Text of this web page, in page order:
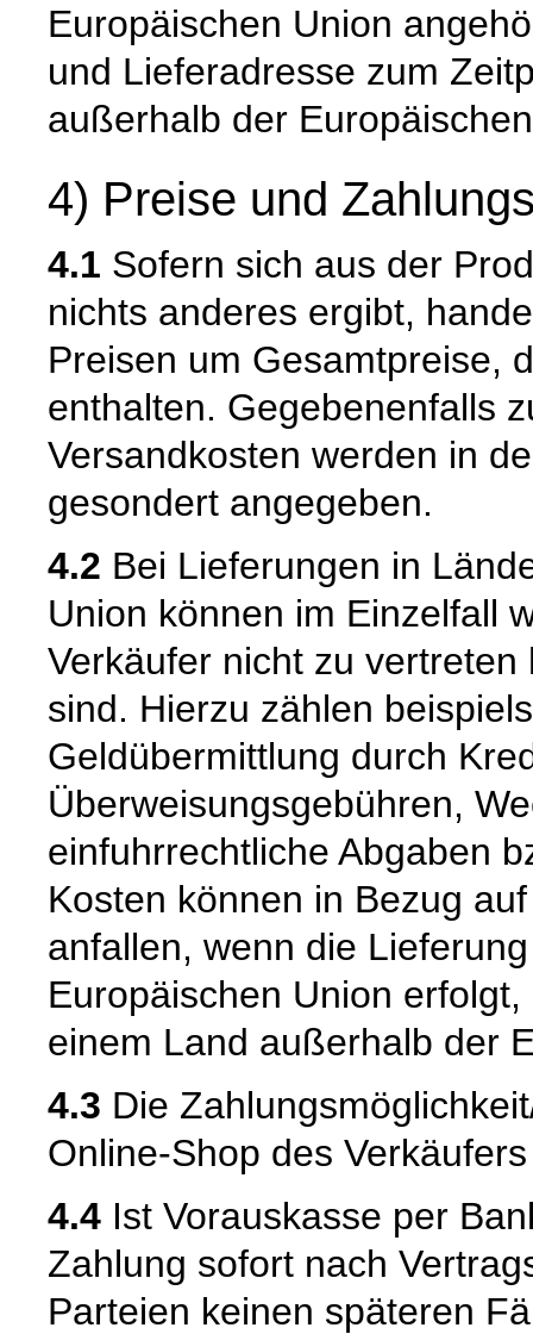
Europäischen Union
und Lieferadresse zum
außerhalb der
4) Preise und
4.1 Sofern sich aus der
nichts anderes ergibt,
Preisen um Gesamtpreise,
enthalten. Gegebenenfalls
Versandkosten werden in
gesondert angegeben.
4.2 Bei Lieferungen in
Union können im Einzelfall
Verkäufer nicht zu
sind. Hierzu zählen
Geldübermittlung durch
Überweisungsgebühren,
einfuhrrechtliche Abgaben
Kosten können in Bezug
anfallen, wenn die
Europäischen Union
einem Land außerhalb der
4.3 Die
Online-Shop des
4.4 Ist Vorauskasse per
Zahlung sofort nach
Parteien keinen späteren